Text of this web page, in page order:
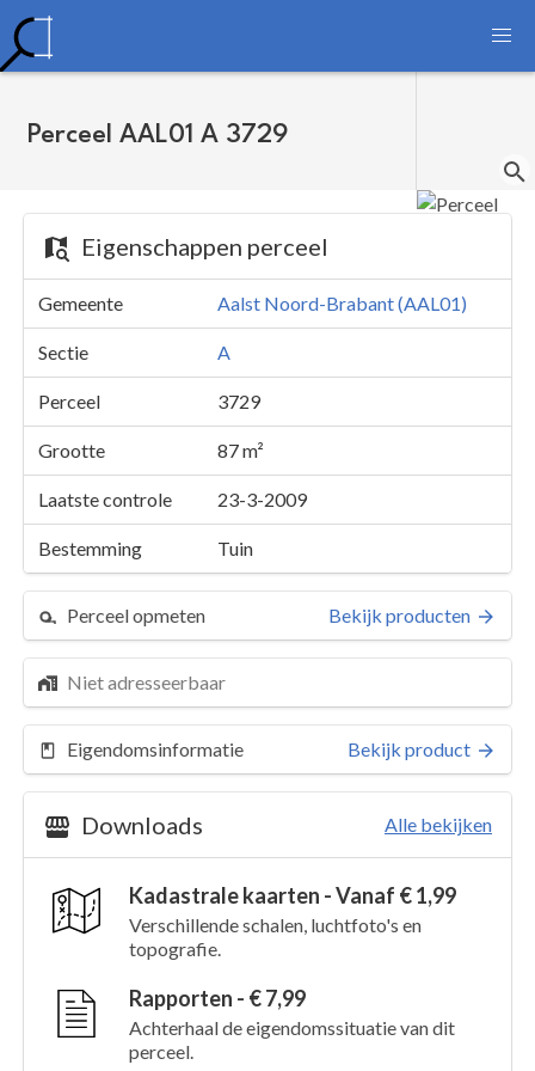
Perceel AAL01 A 3729
Eigenschappen perceel
Gemeente Aalst Noord-Brabant (AAL01)
Sectie A
Perceel 3729
Grootte 87 m²
Laatste controle 23-3-2009
Bestemming Tuin
Perceel opmeten Bekijk producten
Niet adresseerbaar
Eigendomsinformatie Bekijk product
Downloads Alle bekijken
Kadastrale kaarten - Vanaf € 1,99
Verschillende schalen, luchtfoto's en
topografie.
Rapporten - € 7,99
Achterhaal de eigendomssituatie van dit
perceel.
Perceel 3729
Kaarten en rapporten